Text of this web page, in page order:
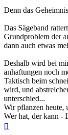
Denn das
Das Sägeband
Grundproblem der
dann auch etwas
Deshalb wird bei
anhaftungen noch
Taktisch beim
wird, und
unterschied...
Wir pflanzen heute,
Wer hat, der kann -